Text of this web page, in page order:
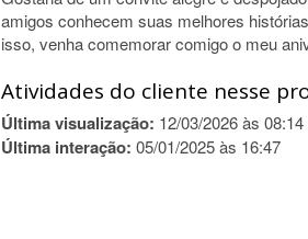
amigos conhecem suas melhores
isso, venha comemorar comigo o meu
Atividades do cliente nesse
Última visualização: 12/03/2026 às 08:14
Última interação: 05/01/2025 às 16:47